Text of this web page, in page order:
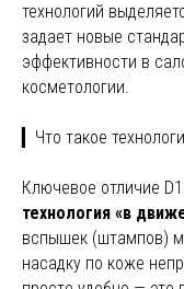
технологий
задает новые
эффективности в
косметологии.
▎Что такое
Ключевое отличие
технология «в
вспышек (штампов)
насадку по коже